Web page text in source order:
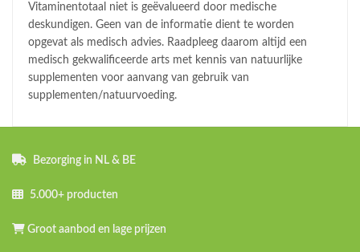
Vitaminentotaal niet is geëvalueerd door medische
deskundigen. Geen van de informatie dient te worden
opgevat als medisch advies. Raadpleeg daarom altijd een
medisch gekwalificeerde arts met kennis van natuurlijke
supplementen voor aanvang van gebruik van
supplementen/natuurvoeding.
Bezorging in NL & BE
5.000+ producten
Groot aanbod en lage prijzen